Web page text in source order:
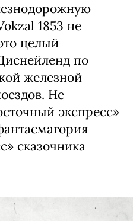
1853 не
целый
по
железной
Не
экспресс»
сказочника